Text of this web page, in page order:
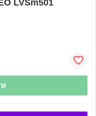
LVSm501